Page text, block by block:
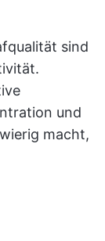
sind
und
macht,